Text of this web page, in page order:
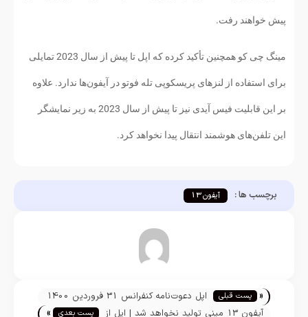
پیش خواهند رفت.
مینگ چی کو همچنین تأکید کرده که اپل تا پیش از سال 2023 تمایلی
برای استفاده از لنزهای پریسکوپی تله فوتو در آیفون‌ها ندارد. علاوه
بر این قابلیت فیس آیدی نیز تا پیش از سال 2023 به زیر نمایشگر
این تلفن‌های هوشمند انتقال پیدا نخواهد کرد.
برچسب ها : آیفون 13
« پست قبلی
اپل دعوت‌نامه کنفرانس 31 فروردین 1400
را منتشر کرد
آیفون 13 مینی تولید نخواهد شد | اپل از
پست بعدی »